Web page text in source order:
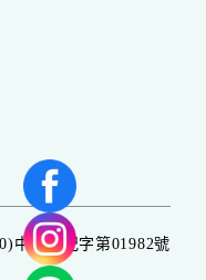
中市經紀字第01982號